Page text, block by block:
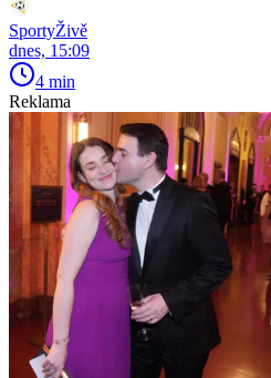
SportyŽivě
dnes, 15:09
4 min
Reklama